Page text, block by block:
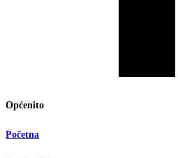
Općenito
Početna